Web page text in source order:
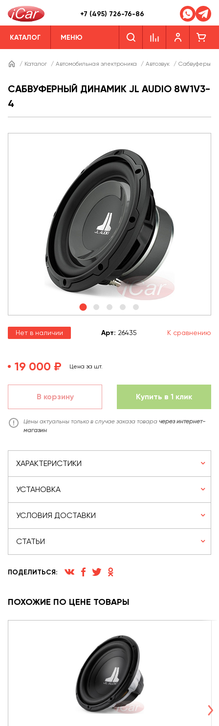
+7 (495) 726-76-86
КАТАЛОГ МЕНЮ
/ Каталог / Автомобильная электроника / Автозвук / Сабвуферы
САБВУФЕРНЫЙ ДИНАМИК JL AUDIO 8W1V3-
4
Нет в наличии Арт: 26435 К сравнению
19 000 ₽ Цена за шт.
В корзину Купить в 1 клик
Цены актуальны только в случае заказа товара через интернет-
магазин
ХАРАКТЕРИСТИКИ
УСТАНОВКА
УСЛОВИЯ ДОСТАВКИ
СТАТЬИ
ПОДЕЛИТЬСЯ:
ПОХОЖИЕ ПО ЦЕНЕ ТОВАРЫ